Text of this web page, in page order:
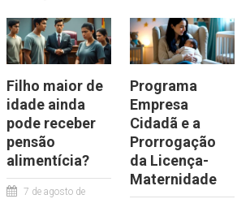
Filho maior de
idade ainda
pode receber
pensão
alimentícia?
7 de agosto de
Programa
Empresa
Cidadã e a
Prorrogação
da Licença-
Maternidade